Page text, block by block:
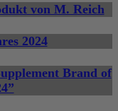
von M. Reich
2024
Brand of